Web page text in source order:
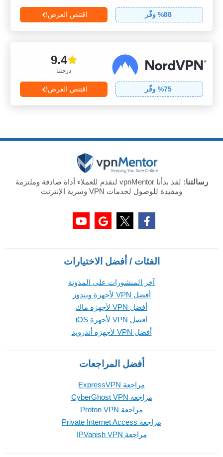
88% وفّر اقتنص العرض!
درجتنا
9.4
75% وفّر اقتنص العرض!
رسالتنا:
لقد بدأنا vpnMentor لنقدم للعملاء أداة صادقة وملتزمة
ومفيدة للوصول لخدمات VPN وسرية الإنترنت
الفئات / أفضل الاختيارات
آخر المنشورات على المدونة
أفضل VPN لأجهزة ويندوز
أفضل VPN لأجهزة ماك
أفضل VPN لأجهزة iOS
أفضل VPN لأجهزة أندرويد
أفضل المراجعات
مراجعة ExpressVPN
مراجعة CyberGhost VPN
مراجعة Proton VPN
مراجعة Private Internet Access
مراجعة IPVanish VPN